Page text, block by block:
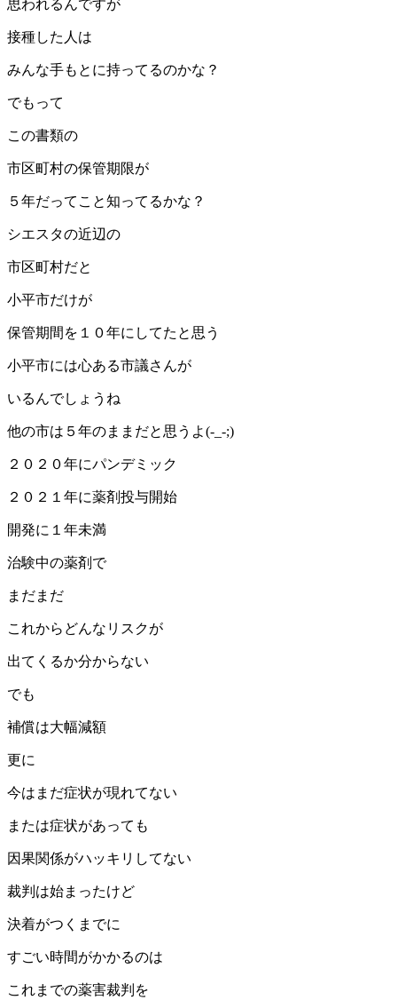
思われるんですが
接種した人は
みんな手もとに持ってるのかな？
でもって
この書類の
市区町村の保管期限が
５年だってこと知ってるかな？
シエスタの近辺の
市区町村だと
小平市だけが
保管期間を１０年にしてたと思う
小平市には心ある市議さんが
いるんでしょうね
他の市は５年のままだと思うよ(-_-;)
２０２０年にパンデミック
２０２１年に薬剤投与開始
開発に１年未満
治験中の薬剤で
まだまだ
これからどんなリスクが
出てくるか分からない
でも
補償は大幅減額
更に
今はまだ症状が現れてない
または症状があっても
因果関係がハッキリしてない
裁判は始まったけど
決着がつくまでに
すごい時間がかかるのは
これまでの薬害裁判を